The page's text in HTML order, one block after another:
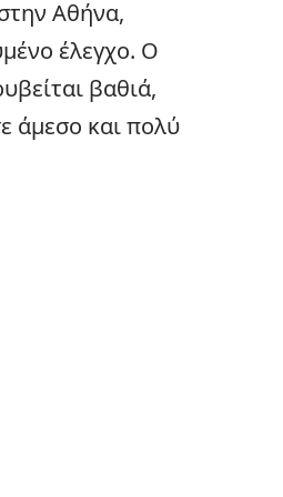
Αθήνα,
έλεγχο. Ο
βαθιά,
άμεσο και πολύ